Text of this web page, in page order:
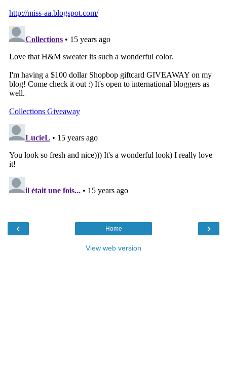
‹ ›
Home
View web version